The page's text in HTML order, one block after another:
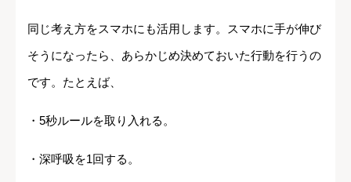
同じ考え方をスマホにも活用します。スマホに手が伸び
そうになったら、あらかじめ決めておいた行動を行うの
です。たとえば、
・5秒ルールを取り入れる。
・深呼吸を1回する。